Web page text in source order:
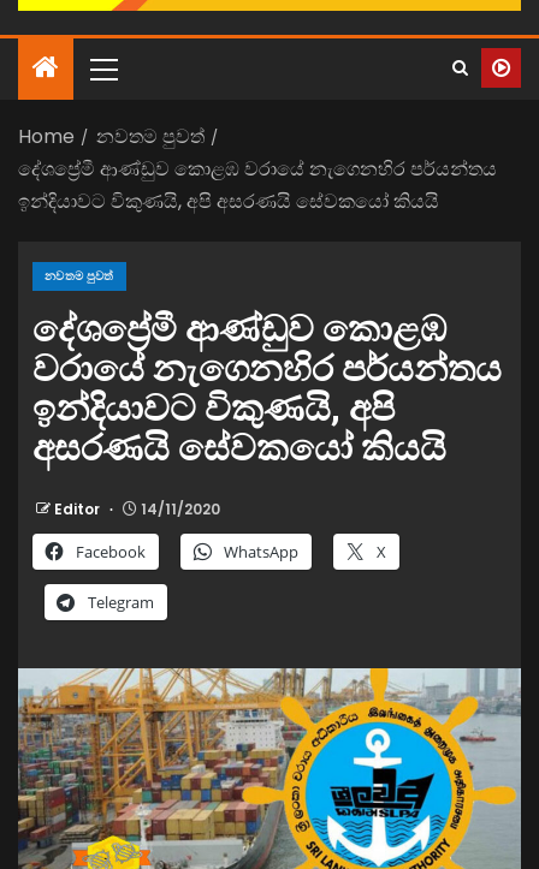
Home
නවතම පුවත්
දේශප්‍රේමී ආණ්ඩුව කොළඹ වරායේ නැගෙනහිර පර්යන්තය
ඉන්දියාවට විකුණයි, අපි අසරණයි සේවකයෝ කියයි
නවතම පුවත්
දේශප්‍රේමී ආණ්ඩුව කොළඹ
වරායේ නැගෙනහිර පර්යන්තය
ඉන්දියාවට විකුණයි, අපි
අසරණයි සේවකයෝ කියයි
Editor 14/11/2020
Facebook WhatsApp X
Telegram